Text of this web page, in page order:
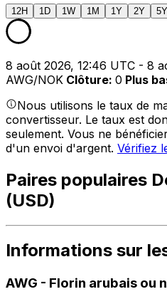
12H 1D 1W 1M 1Y 2Y 5Y
8 août 2026, 12:46 UTC - 8
AWG/NOK Clôture: 0 Plus
Nous utilisons le taux de
convertisseur. Le taux est
seulement. Vous ne
d'un envoi d'argent. Vérifiez
Paires populaires
(USD)
Informations sur
AWG - Florin arubais ou